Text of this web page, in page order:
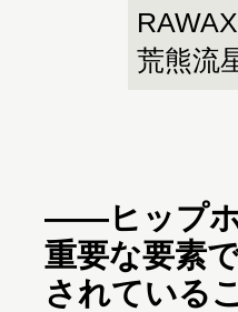
荒熊流
——ヒップホ
重要な要素
されている